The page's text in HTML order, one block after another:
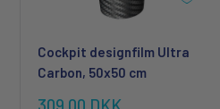
Cockpit designfilm Ultra
Carbon, 50x50 cm
Udsalgspris
309,00 DKK